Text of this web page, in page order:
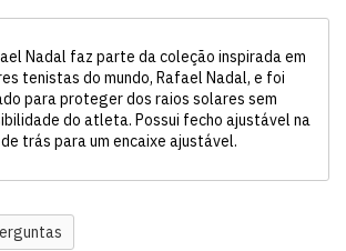
Nadal faz parte da coleção inspirada em
tenistas do mundo, Rafael Nadal, e foi
para proteger dos raios solares sem
do atleta. Possui fecho ajustável na
trás para um encaixe ajustável.